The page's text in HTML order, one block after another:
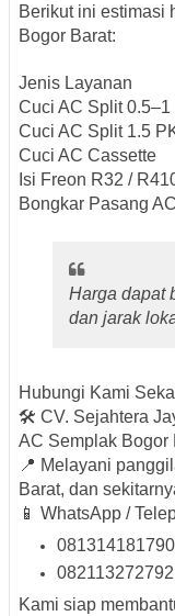
Berikut ini estimasi
Bogor Barat:
Jenis Layanan
Cuci AC Split 0.5–1
Cuci AC Split 1.5
Cuci AC Cassette
Isi Freon R32 /
Bongkar Pasang AC
Harga dapat
dan jarak
Hubungi Kami
🛠 CV. Sejahtera
AC Semplak Bogor
📍 Melayani
Barat, dan
📱 WhatsApp /
081314181790
082113272792
Kami siap